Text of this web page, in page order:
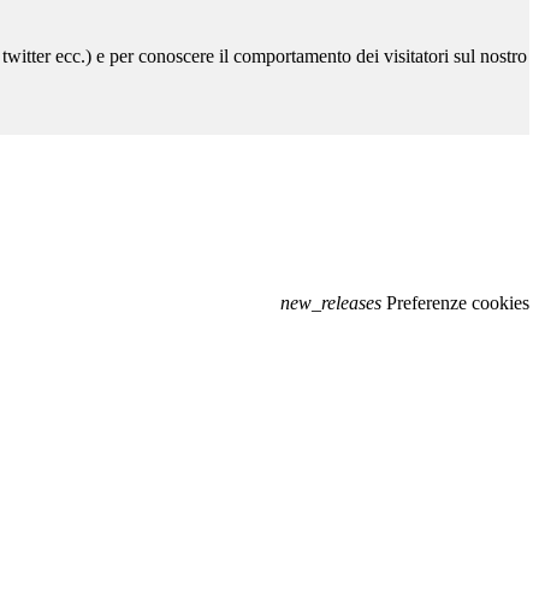
ecc.) e per conoscere il comportamento dei visitatori sul nostro
new_releases Preferenze cookies